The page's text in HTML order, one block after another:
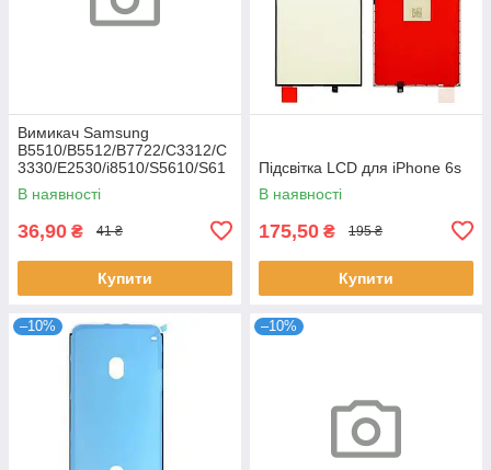
Вимикач Samsung
B5510/B5512/B7722/C3312/C
3330/E2530/i8510/S5610/S61
02
В наявності
36,90 ₴ 41 ₴
Купити
Підсвітка LCD для iPhone 6s
В наявності
175,50 ₴ 195 ₴
Купити
–10% –10%